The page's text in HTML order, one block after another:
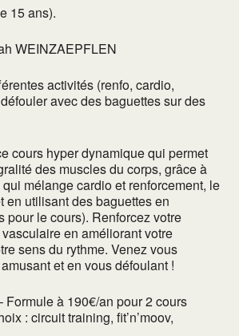
15 ans).
WEINZAEPFLEN
activités (renfo, cardio,
avec des baguettes sur des
cours hyper dynamique qui permet
des muscles du corps, grâce à
mélange cardio et renforcement, le
en utilisant des baguettes en
pour le cours). Renforcez votre
en améliorant votre
sens du rythme. Venez vous
et en vous défoulant !
Formule à 190€/an pour 2 cours
: circuit training, fit’n’moov,